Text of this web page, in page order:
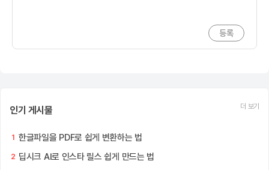
인기 게시물 더 보기
1 한글파일을 PDF로 쉽게 변환하는 법
2 딥시크 AI로 인스타 릴스 쉽게 만드는 법